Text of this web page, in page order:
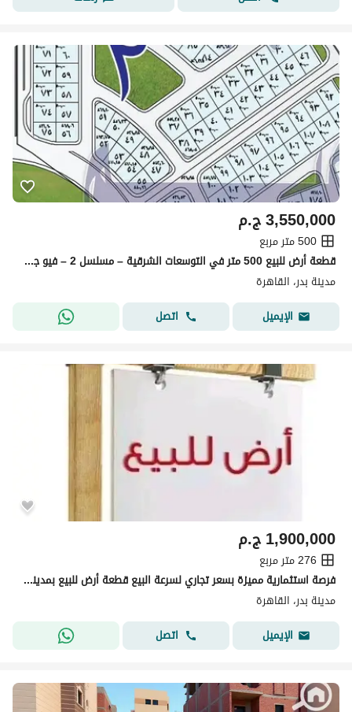
ج.م3,550,000
500 متر مربع
قطعة أرض للبيع 500 متر في التوسعات الشرقية – مسلسل 2 – فيو جاردن – موقع استثماري مميز بالقرب من الطريق الإقليمي ومحطة المترو
مدينة بدر، القاهرة
الإيميل
اتصل
ج.م1,900,000
276 متر مربع
فرصة استثمارية مميزة بسعر تجاري لسرعة البيع قطعة أرض للبيع بمدينة بدر الامتداد الشرقي (مسلسل ب)
مدينة بدر، القاهرة
الإيميل
اتصل